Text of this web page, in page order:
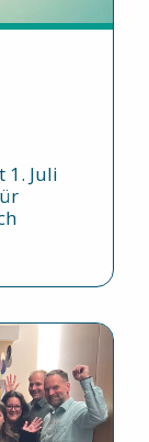
1. Juli